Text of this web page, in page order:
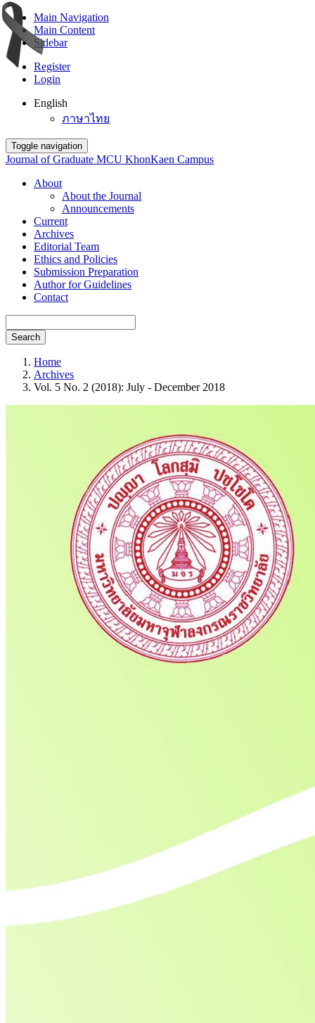
Main Navigation
Main Content
Sidebar
Register
Login
English
ภาษาไทย
Toggle navigation
Journal of Graduate MCU KhonKaen Campus
About
About the Journal
Announcements
Current
Archives
Editorial Team
Ethics and Policies
Submission Preparation
Author for Guidelines
Contact
Search
Home
Archives
Vol. 5 No. 2 (2018): July - December 2018